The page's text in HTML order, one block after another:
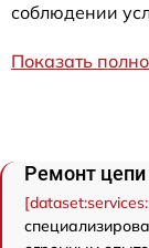
соблюдении
Показать
Ремонт цепи